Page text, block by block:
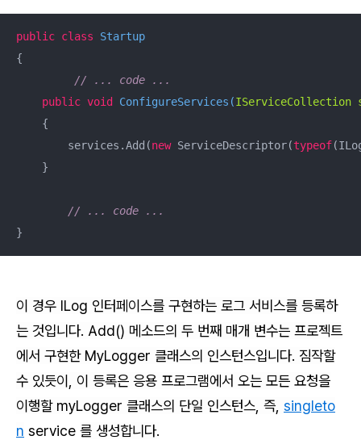
public class
Startup
{
// ... code ...
public void ConfigureServices (IServiceCollection
    {
        services.Add(
new ServiceDescriptor(typeof
    }
// ... code ...
}
이 경우 ILog 인터페이스를 구현하는 로그 서비스를 등록하
는 것입니다. Add() 메소드의 두 번째 매개 변수는 프로젝트
에서 구현한 MyLogger 클래스의 인스턴스입니다. 짐작할
수 있듯이, 이 등록은 응용 프로그램에서 오는 모든 요청을
이행할 myLogger 클래스의 단일 인스턴스, 즉, singleto
n service 를 생성합니다.